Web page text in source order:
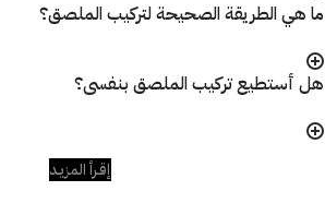
ما هي الطريقة الصحيحة لتركيب الملصق؟
هل أستطيع تركيب الملصق بنفسى؟
إقـرأ المزيـد